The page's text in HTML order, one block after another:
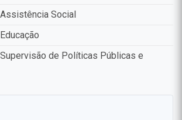
Social
de Políticas Públicas e